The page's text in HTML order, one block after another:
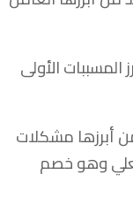
الأولى
أبرزها مشكلات
وهو خصم